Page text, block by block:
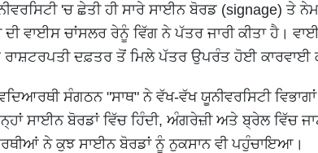
'ਚ ਛੇਤੀ ਹੀ ਸਾਰੇ ਸਾਈਨ ਬੋਰਡ (signage) ਤੇ
ਵਾਈਸ ਚਾਂਸਲਰ ਰੇਨੂੰ ਵਿੱਗ ਨੇ ਪੱਤਰ ਜਾਰੀ ਕੀਤਾ ਹੈ।
ਦਫ਼ਤਰ ਤੋਂ ਮਿਲੇ ਪੱਤਰ ਉਪਰੰਤ ਹੋਈ ਕਾਰਵਾਈ
ਸੰਗਠਨ "ਸਾਥ" ਨੇ ਵੱਖ-ਵੱਖ ਯੂਨੀਵਰਸਿਟੀ
ਸਾਈਨ ਬੋਰਡਾਂ ਵਿੱਚ ਹਿੰਦੀ, ਅੰਗਰੇਜ਼ੀ ਅਤੇ ਬ੍ਰੇਲ ਵਿੱਚ
ਨੇ ਕੁਝ ਸਾਈਨ ਬੋਰਡਾਂ ਨੂੰ ਨੁਕਸਾਨ ਵੀ ਪਹੁੰਚਾਇਆ।